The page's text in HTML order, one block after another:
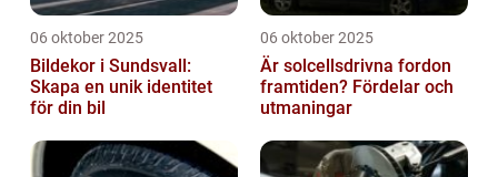
06 oktober 2025
Bildekor i Sundsvall:
Skapa en unik identitet
för din bil
06 oktober 2025
Är solcellsdrivna fordon
framtiden? Fördelar och
utmaningar